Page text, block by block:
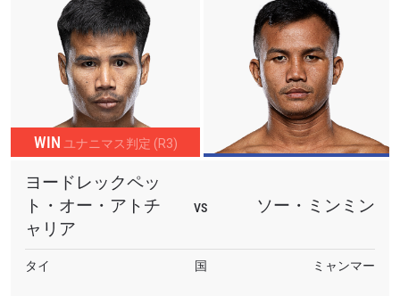
コーメインイベントでは、ONE契約選手のジャオスアイア
イ・モー・クルンテープトンブリーが、中国のサウスポ
ー、ユアン・ポンジエとフライ級キックボクシングルール
で激突する。
一方、「ONE Friday Fights 157」のメインイベントでは、4
リヤが、ラウェイのスペシャリストであるソー・ミン・ミ
ンとフライ級ムエタイで対戦。ルンピニースタジアム王者
およびラジャダムナンスタジアム3階級制覇王者のヨッド
レックペットが、ミャンマー屈指のフィニッシャーを迎え
WIN ユナニマス判定 (R3)
ヨードレックペッ
ト・オー・アトチ
ャリア
VS ソー・ミンミン
タイ 国 ミャンマー